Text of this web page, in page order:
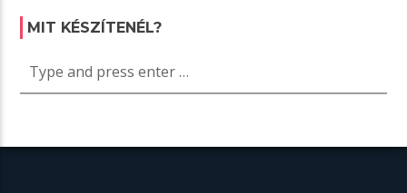
MIT KÉSZÍTENÉL?